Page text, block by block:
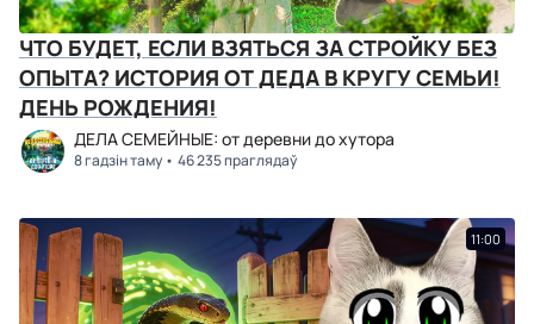
ЧТО БУДЕТ, ЕСЛИ ВЗЯТЬСЯ ЗА СТРОЙКУ БЕЗ
ОПЫТА? ИСТОРИЯ ОТ ДЕДА В КРУГУ СЕМЬИ!
ДЕНЬ РОЖДЕНИЯ!
ДЕЛА СЕМЕЙНЫЕ: от деревни до хутора
8 гадзін таму 46 235 праглядаў
11:00